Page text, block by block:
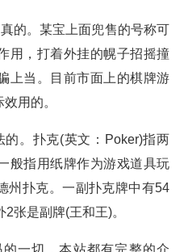
的。某宝上面兜售的号称可
用，打着外挂的幌子招摇撞
上当。目前市面上的棋牌游
用的。
。扑克(英文：Poker)指两
般指用纸牌作为游戏道具玩
州扑克。一副扑克牌中有54
张是副牌(王和王)。
一切，本站都有完整的介